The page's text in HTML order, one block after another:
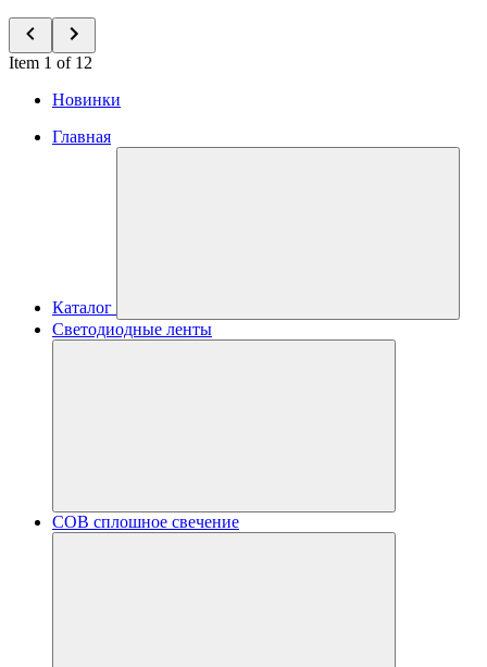
Item 1 of 12
Новинки
Главная
Каталог
Светодиодные ленты
COB сплошное свечение